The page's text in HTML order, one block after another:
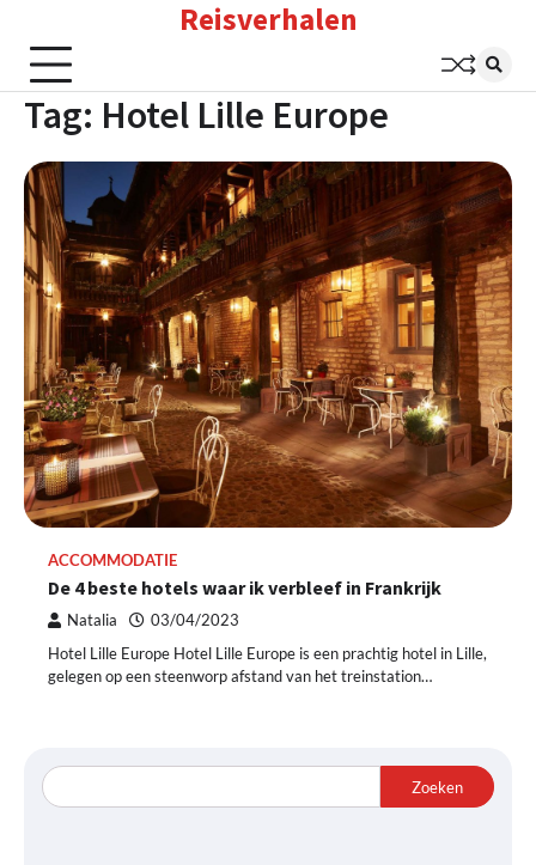
content
Reisverhalen
Tag: Hotel Lille Europe
ACCOMMODATIE
De 4 beste hotels waar ik verbleef in Frankrijk
Natalia 03/04/2023
Hotel Lille Europe Hotel Lille Europe is een prachtig hotel in Lille,
gelegen op een steenworp afstand van het treinstation…
Zoeken